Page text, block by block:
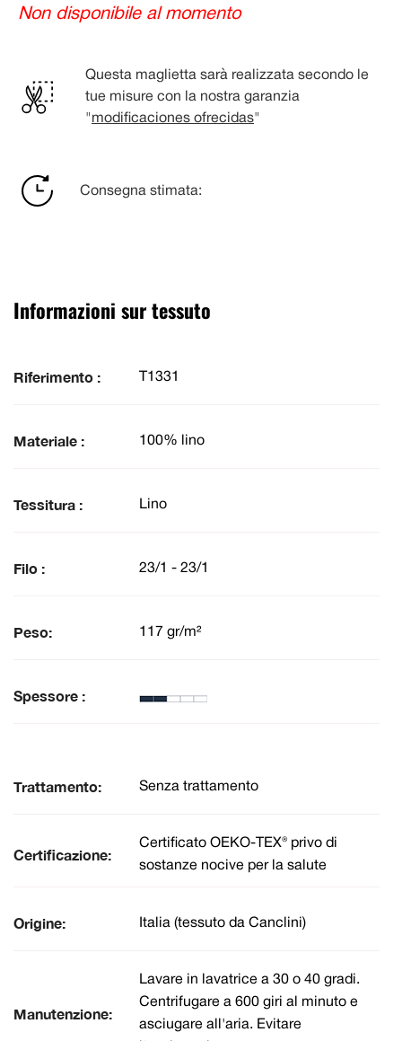
Non disponibile al momento
Questa maglietta sarà realizzata secondo le
tue misure con la nostra garanzia
" modificaciones ofrecidas"
Consegna stimata:
Informazioni sur tessuto
Riferimento : T1331
Materiale : 100% lino
Tessitura : Lino
Filo : 23/1 - 23/1
Peso: 117 gr/m²
Spessore :
Trattamento: Senza trattamento
Certificazione:
Certificato OEKO-TEX® privo di
sostanze nocive per la salute
Origine: Italia (tessuto da Canclini)
Manutenzione:
Lavare in lavatrice a 30 o 40 gradi.
Centrifugare a 600 giri al minuto e
asciugare all'aria. Evitare